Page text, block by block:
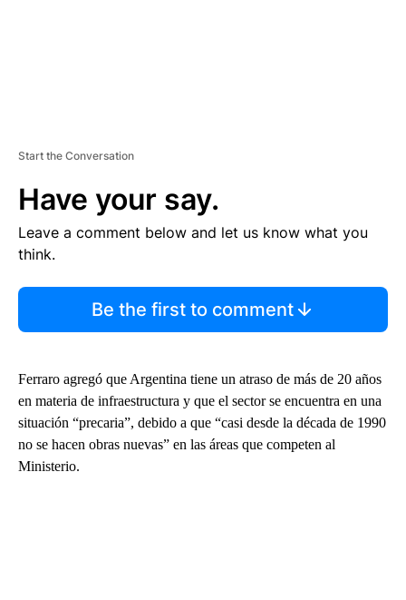
Start the Conversation
Have your say.
Leave a comment below and let us know what you
think.
Be the first to comment
Ferraro agregó que Argentina tiene un atraso de más de 20 años
en materia de infraestructura y que el sector se encuentra en una
situación “precaria”, debido a que “casi desde la década de 1990
no se hacen obras nuevas” en las áreas que competen al
Ministerio.